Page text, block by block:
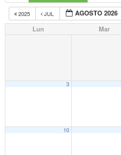
2025 JUL AGOSTO 2026
Lun Mar
3
10